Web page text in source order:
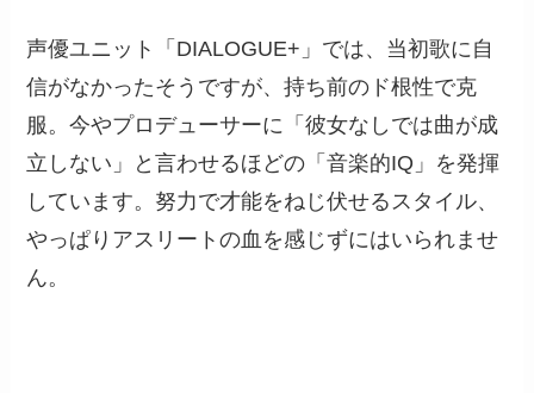
声優ユニット「DIALOGUE+」では、当初歌に自
信がなかったそうですが、持ち前のド根性で克
服。今やプロデューサーに「彼女なしでは曲が成
立しない」と言わせるほどの「音楽的IQ」を発揮
しています。努力で才能をねじ伏せるスタイル、
やっぱりアスリートの血を感じずにはいられませ
ん。